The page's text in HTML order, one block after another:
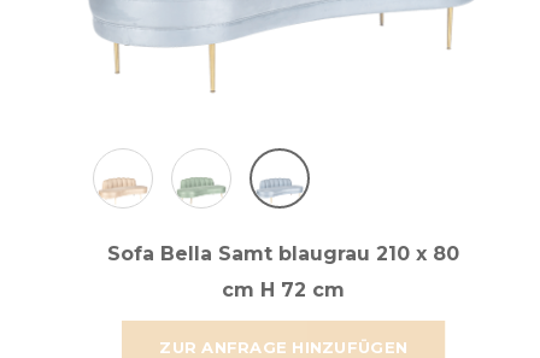
ZUR ANFRAGE HINZUFÜGEN
Sofa Bella Samt blaugrau 210 x 80
cm H 72 cm